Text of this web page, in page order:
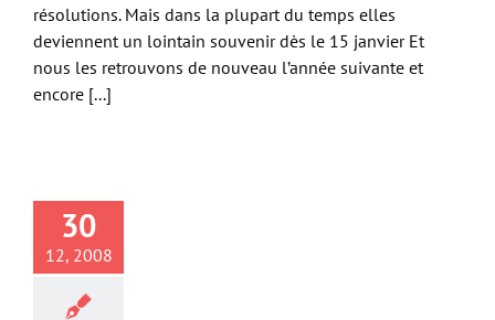
résolutions. Mais dans la plupart du temps elles
deviennent un lointain souvenir dès le 15 janvier Et
nous les retrouvons de nouveau l’année suivante et
encore [...]
30
12, 2008